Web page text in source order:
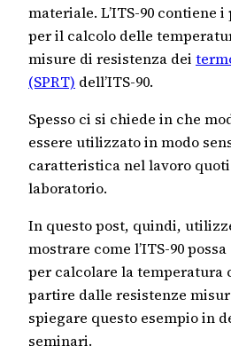
materiale. L’ITS-90 contiene
per il calcolo delle
misure di resistenza dei
(SPRT) dell’ITS-90.
Spesso ci si chiede in che
essere utilizzato in modo
caratteristica nel lavoro
laboratorio.
In questo post, quindi,
mostrare come l’ITS-90
per calcolare la temperatura
partire dalle resistenze
spiegare questo esempio in
seminari.